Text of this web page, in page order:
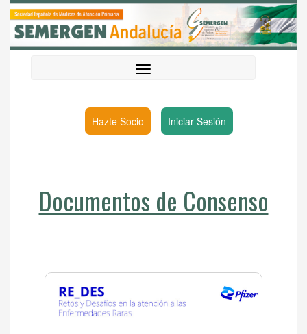
Hazte Socio Iniciar Sesión
Documentos de Consenso